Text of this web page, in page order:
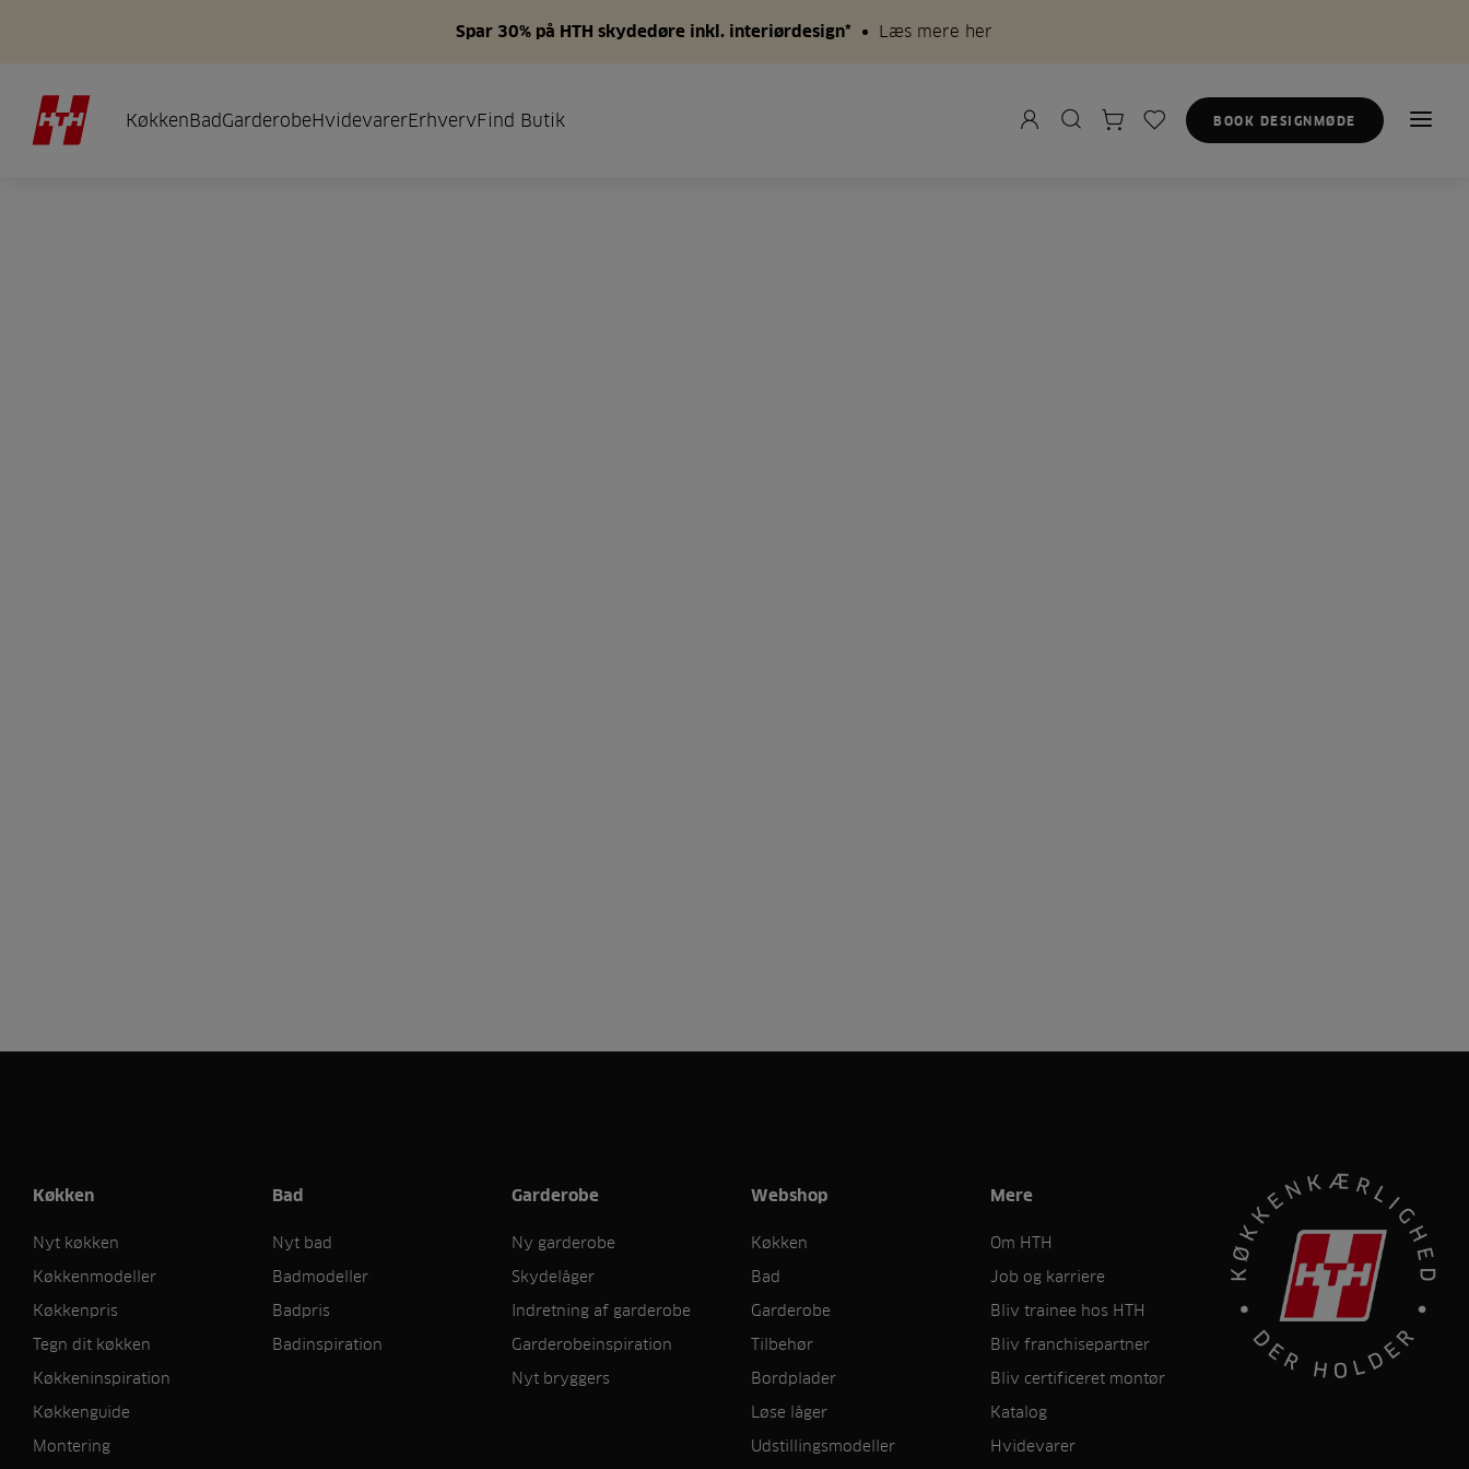
Spar 30% på HTH skydedøre inkl. interiørdesign* Læs mere her
KøkkenBadGarderobeHvidevarerErhvervFind Butik BOOK DESIGNMØDE
Køkken
Nyt køkken
Køkkenmodeller
Køkkenpris
Tegn dit køkken
Køkkeninspiration
Køkkenguide
Montering
Bad
Nyt bad
Badmodeller
Badpris
Badinspiration
Garderobe
Ny garderobe
Skydelåger
Indretning af garderobe
Garderobeinspiration
Nyt bryggers
Webshop
Køkken
Bad
Garderobe
Tilbehør
Bordplader
Løse låger
Udstillingsmodeller
Mere
Om HTH
Job og karriere
Bliv trainee hos HTH
Bliv franchisepartner
Bliv certificeret montør
Katalog
Hvidevarer